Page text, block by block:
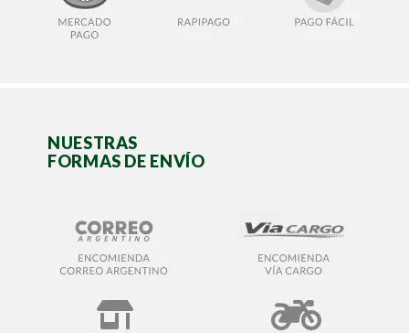
NUESTRAS
FORMAS DE ENVÍO